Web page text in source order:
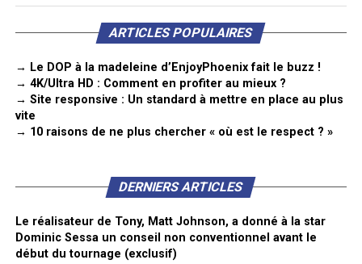
ARTICLES POPULAIRES
→ Le DOP à la madeleine d’EnjoyPhoenix fait le buzz !
→ 4K/Ultra HD : Comment en profiter au mieux ?
→ Site responsive : Un standard à mettre en place au plus
vite
→ 10 raisons de ne plus chercher « où est le respect ? »
DERNIERS ARTICLES
Le réalisateur de Tony, Matt Johnson, a donné à la star
Dominic Sessa un conseil non conventionnel avant le
début du tournage (exclusif)